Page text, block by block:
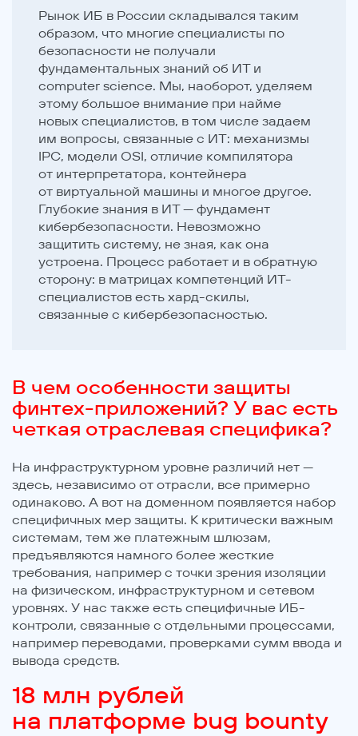
Рынок ИБ в России складывался таким
образом, что многие специалисты по
безопасности не получали
фундаментальных знаний об ИТ и
computer science. Мы, наоборот, уделяем
этому большое внимание при найме
новых специалистов, в том числе задаем
им вопросы, связанные с ИТ: механизмы
IPC, модели OSI, отличие компилятора
от интерпретатора, контейнера
от виртуальной машины и многое другое.
Глубокие знания в ИТ — фундамент
кибербезопасности. Невозможно
защитить систему, не зная, как она
устроена. Процесс работает и в обратную
сторону: в матрицах компетенций ИТ-
специалистов есть хард-скилы,
связанные с кибербезопасностью.
В чем особенности защиты
финтех-приложений? У вас есть
четкая отраслевая специфика?
На инфраструктурном уровне различий нет —
здесь, независимо от отрасли, все примерно
одинаково. А вот на доменном появляется набор
специфичных мер защиты. К критически важным
системам, тем же платежным шлюзам,
предъявляются намного более жесткие
требования, например с точки зрения изоляции
на физическом, инфраструктурном и сетевом
уровнях. У нас также есть специфичные ИБ-
контроли, связанные с отдельными процессами,
например переводами, проверками сумм ввода и
вывода средств.
18 млн рублей
на платформе bug bounty